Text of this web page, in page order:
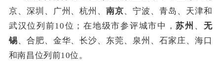
京、深圳、广州、杭州、南京、宁波、青岛、天津和
武汉位列前10位；在地级市参评城市中，苏州 、 无
锡、合肥、金华、长沙、东莞、泉州、石家庄、海口
和南昌位列前10位。